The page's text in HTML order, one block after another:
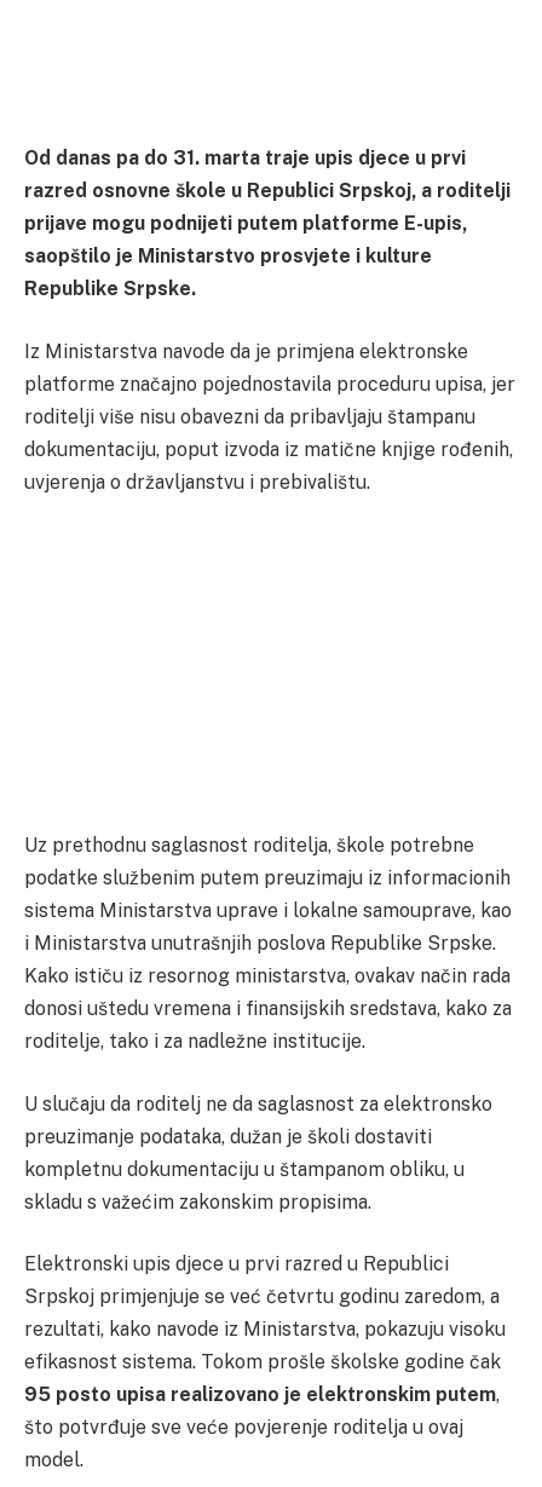
Od danas pa do 31. marta traje upis djece u prvi
razred osnovne škole u Republici Srpskoj, a roditelji
prijave mogu podnijeti putem platforme E-upis,
saopštilo je Ministarstvo prosvjete i kulture
Republike Srpske.
Iz Ministarstva navode da je primjena elektronske
platforme značajno pojednostavila proceduru upisa, jer
roditelji više nisu obavezni da pribavljaju štampanu
dokumentaciju, poput izvoda iz matične knjige rođenih,
uvjerenja o državljanstvu i prebivalištu.
Uz prethodnu saglasnost roditelja, škole potrebne
podatke službenim putem preuzimaju iz informacionih
sistema Ministarstva uprave i lokalne samouprave, kao
i Ministarstva unutrašnjih poslova Republike Srpske.
Kako ističu iz resornog ministarstva, ovakav način rada
donosi uštedu vremena i finansijskih sredstava, kako za
roditelje, tako i za nadležne institucije.
U slučaju da roditelj ne da saglasnost za elektronsko
preuzimanje podataka, dužan je školi dostaviti
kompletnu dokumentaciju u štampanom obliku, u
skladu s važećim zakonskim propisima.
Elektronski upis djece u prvi razred u Republici
Srpskoj primjenjuje se već četvrtu godinu zaredom, a
rezultati, kako navode iz Ministarstva, pokazuju visoku
efikasnost sistema. Tokom prošle školske godine čak
95 posto upisa realizovano je elektronskim putem,
što potvrđuje sve veće povjerenje roditelja u ovaj
model.